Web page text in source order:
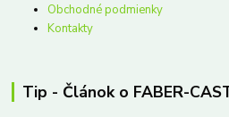
Obchodné podmienky
Kontakty
Tip - Článok o FABER-